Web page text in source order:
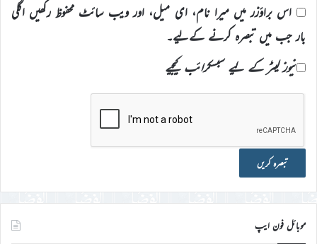
اس براؤزر میں میرا نام، ای میل، اور ویب سائٹ محفوظ رکھیں اگلی
بار جب میں تبصرہ کرنے کےلیے۔
نیوز لیٹر کے لیے سبسکرائب کیجیے
موبائل فون ایپ